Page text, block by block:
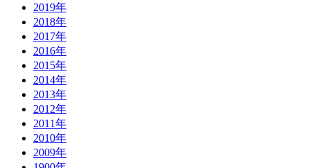
2019年
2018年
2017年
2016年
2015年
2014年
2013年
2012年
2011年
2010年
2009年